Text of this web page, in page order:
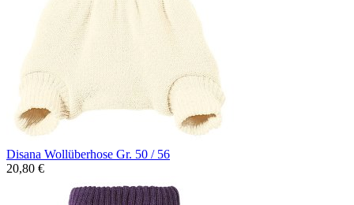
Disana Wollüberhose Gr. 50 / 56
20,80 €